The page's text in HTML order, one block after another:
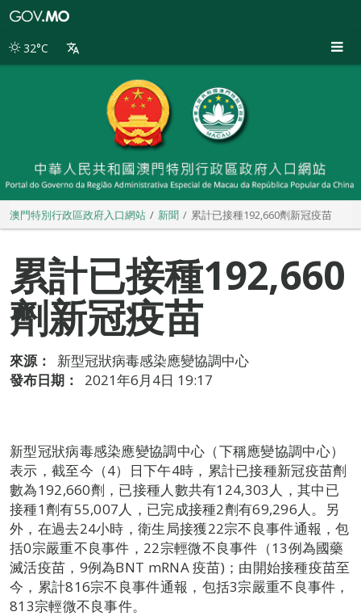
別
32°C
澳門特別行政區政府入口網站 新聞 累計已接種192,660劑新冠疫苗
累計已接種192,660
劑新冠疫苗
來源：
新型冠狀病毒感染應變協調中心
發布日期：
2021年6月4日 19:17
新型冠狀病毒感染應變協調中心（下稱應變協調中心）
表示，截至今（4）日下午4時，累計已接種新冠疫苗劑
數為192,660劑，已接種人數共有124,303人，其中已
接種1劑有55,007人，已完成接種2劑有69,296人。另
外，在過去24小時，衛生局接獲22宗不良事件通報，包
括0宗嚴重不良事件，22宗輕微不良事件（13例為國藥
滅活疫苗，9例為BNT mRNA 疫苗)；由開始接種疫苗至
今，累計816宗不良事件通報，包括3宗嚴重不良事件，
813宗輕微不良事件。